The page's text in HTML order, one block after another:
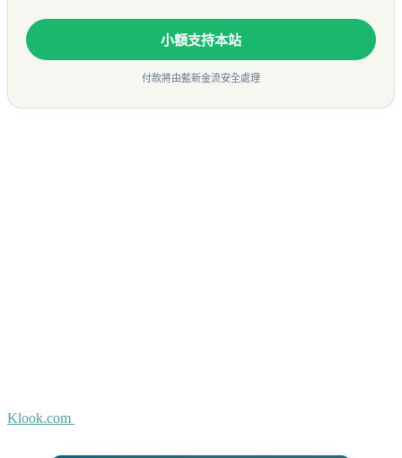
小額支持本站
付款將由藍新金流安全處理
Klook.com